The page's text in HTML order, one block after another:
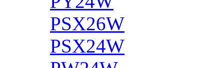
PSX26W
PSX24W